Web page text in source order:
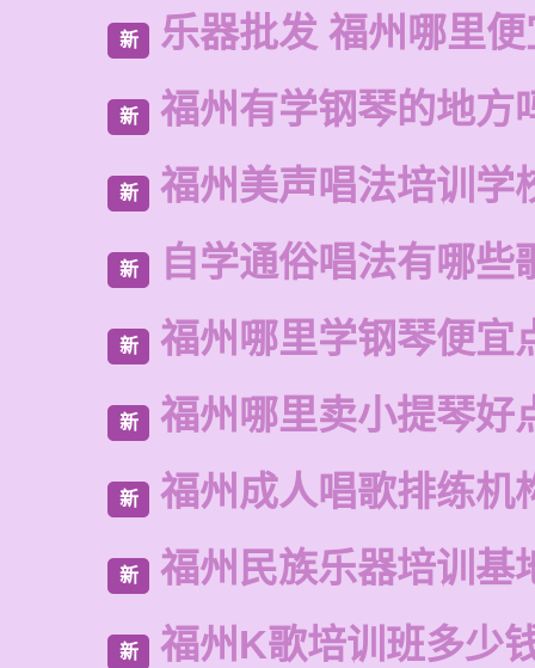
新 乐器批发 福州哪里
新 福州有学钢琴的地方
新 福州美声唱法培训学
新 自学通俗唱法有哪些
新 福州哪里学钢琴便宜
新 福州哪里卖小提琴好
新 福州成人唱歌排练机
新 福州民族乐器培训基
新 福州K歌培训班多少